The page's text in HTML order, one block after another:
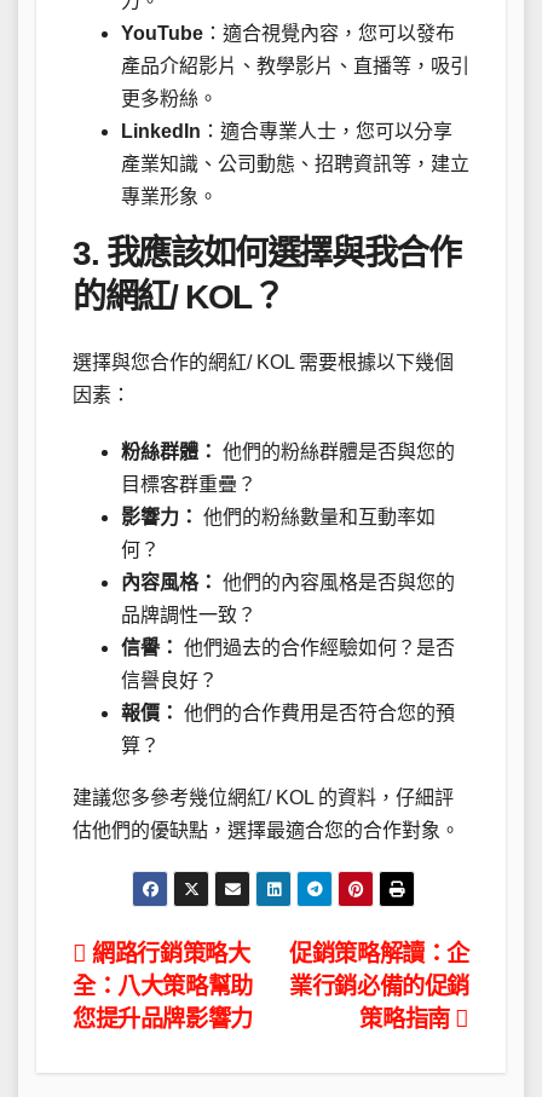
YouTube ：適合視覺內容，您可以發布
產品介紹影片、教學影片、直播等，吸引
更多粉絲。
LinkedIn ：適合專業人士，您可以分享
產業知識、公司動態、招聘資訊等，建立
專業形象。
3. 我應該如何選擇與我合作
的網紅/ KOL？
選擇與您合作的網紅/ KOL 需要根據以下幾個
因素：
粉絲群體： 他們的粉絲群體是否與您的
目標客群重疊？
影響力： 他們的粉絲數量和互動率如
何？
內容風格： 他們的內容風格是否與您的
品牌調性一致？
信譽： 他們過去的合作經驗如何？是否
信譽良好？
報價： 他們的合作費用是否符合您的預
算？
建議您多參考幾位網紅/ KOL 的資料，仔細評
估他們的優缺點，選擇最適合您的合作對象。
文
章
促銷策略解讀：企
業行銷必備的促銷
策略指南
網路行銷策略大
全：八大策略幫助
您提升品牌影響力